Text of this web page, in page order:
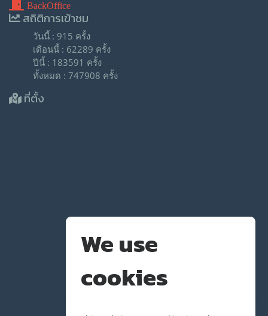
We use
cookies
BackOffice
สถิติการเข้าชม
วันนี้ : 915 ครั้ง
เดือนนี้ : 62289 ครั้ง
ปีนี้ : 183591 ครั้ง
ทั้งหมด : 747908 ครั้ง
ที่ตั้ง